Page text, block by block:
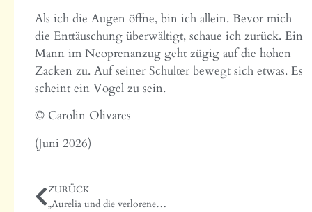
Als ich die Augen öffne, bin ich allein. Bevor mich
die Enttäuschung überwältigt, schaue ich zurück. Ein
Mann im Neoprenanzug geht zügig auf die hohen
Zacken zu. Auf seiner Schulter bewegt sich etwas. Es
scheint ein Vogel zu sein.
© Carolin Olivares
(Juni 2026)
ZURÜCK
„Aurelia und die verlorenen Wünsche“ von Martina Türschmann